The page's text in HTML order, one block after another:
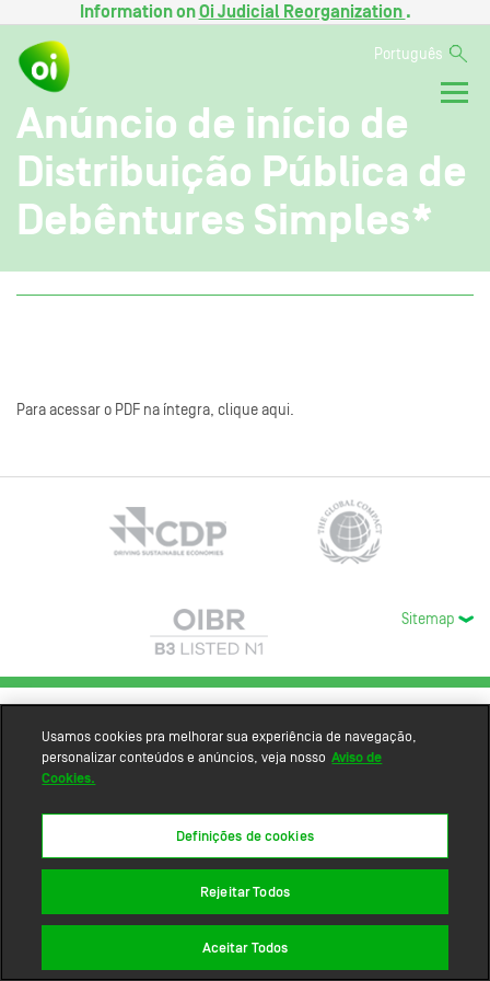
Information onOi Judicial Reorganization .
Português
Anúncio de início de
Distribuição Pública de
Debêntures Simples*
Para acessar o PDF na íntegra, clique aqui.
Sitemap
Usamos cookies pra melhorar sua experiência de navegação,
personalizar conteúdos e anúncios, veja nosso Aviso de
Cookies.
Definições de cookies
Rejeitar Todos
Aceitar Todos